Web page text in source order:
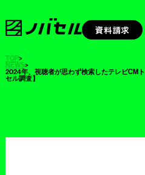
資料請求
TOP>
NEWS>
2024年、視聴者が思わず検索したテレビCM
セル調査】